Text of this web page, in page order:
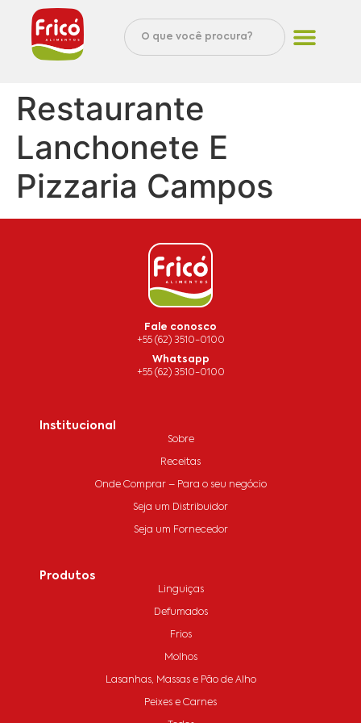
Restaurante
Lanchonete E
Pizzaria Campos
Fale conosco
+55 (62) 3510-0100
Whatsapp
+55 (62) 3510-0100
Institucional
Sobre
Receitas
Onde Comprar – Para o seu negócio
Seja um Distribuidor
Seja um Fornecedor
Produtos
Linguiças
Defumados
Frios
Molhos
Lasanhas, Massas e Pão de Alho
Peixes e Carnes